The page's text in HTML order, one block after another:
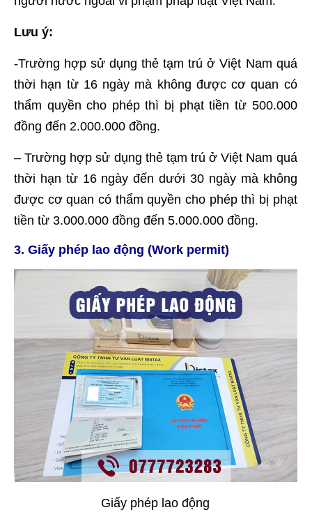
Lưu ý:
-Trường hợp sử dụng thẻ tạm trú ở Việt Nam quá
thời hạn từ 16 ngày mà không được cơ quan có
thẩm quyền cho phép thì bị phạt tiền từ 500.000
đồng đến 2.000.000 đồng.
– Trường hợp sử dụng thẻ tạm trú ở Việt Nam quá
thời hạn từ 16 ngày đến dưới 30 ngày mà không
được cơ quan có thẩm quyền cho phép thì bị phạt
tiền từ 3.000.000 đồng đến 5.000.000 đồng.
3. Giấy phép lao động (Work permit)
Giấy phép lao động